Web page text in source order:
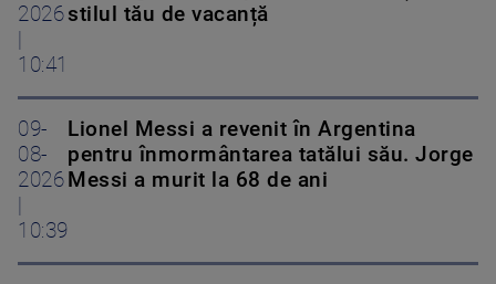
2026
10:41
stilul tău de vacanță
09-
08-
2026
10:39
Lionel Messi a revenit în Argentina
pentru înmormântarea tatălui său. Jorge
Messi a murit la 68 de ani